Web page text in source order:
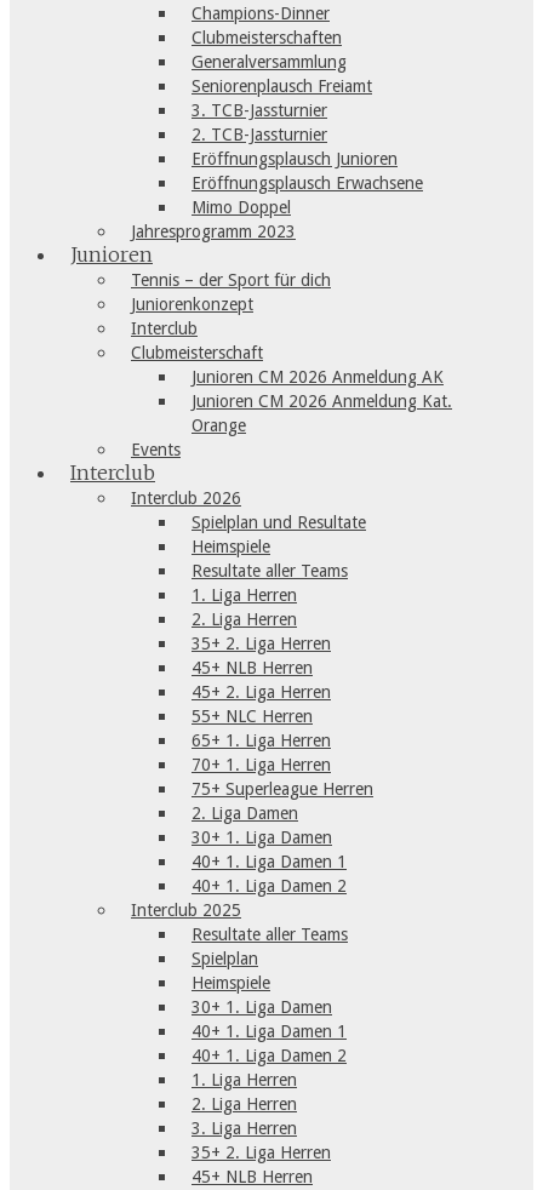
Champions-Dinner
Clubmeisterschaften
Generalversammlung
Seniorenplausch Freiamt
3. TCB-Jassturnier
2. TCB-Jassturnier
Eröffnungsplausch Junioren
Eröffnungsplausch Erwachsene
Mimo Doppel
Jahresprogramm 2023
Junioren
Tennis – der Sport für dich
Juniorenkonzept
Interclub
Clubmeisterschaft
Junioren CM 2026 Anmeldung AK
Junioren CM 2026 Anmeldung Kat.
Orange
Events
Interclub
Interclub 2026
Spielplan und Resultate
Heimspiele
Resultate aller Teams
1. Liga Herren
2. Liga Herren
35+ 2. Liga Herren
45+ NLB Herren
45+ 2. Liga Herren
55+ NLC Herren
65+ 1. Liga Herren
70+ 1. Liga Herren
75+ Superleague Herren
2. Liga Damen
30+ 1. Liga Damen
40+ 1. Liga Damen 1
40+ 1. Liga Damen 2
Interclub 2025
Resultate aller Teams
Spielplan
Heimspiele
30+ 1. Liga Damen
40+ 1. Liga Damen 1
40+ 1. Liga Damen 2
1. Liga Herren
2. Liga Herren
3. Liga Herren
35+ 2. Liga Herren
45+ NLB Herren